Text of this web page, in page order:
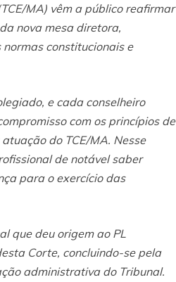
MA) vêm a público reafirmar
nova mesa diretora,
constitucionais e
e cada conselheiro
com os princípios de
do TCE/MA. Nesse
de notável saber
para o exercício das
que deu origem ao PL
Corte, concluindo-se pela
administrativa do Tribunal.